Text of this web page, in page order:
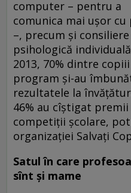
computer – pentru a
comunica mai uşor
–, precum şi consiliere
psihologică
2013, 70% dintre
program şi-au
rezultatele la
46% au cîştigat premii
competiţii şcolare,
organizaţiei Salvaţi
Satul în care
sînt şi mame